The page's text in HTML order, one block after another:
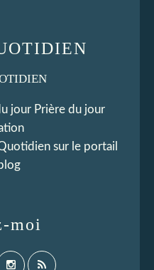
jour Prière du jour
sur le portail
moi